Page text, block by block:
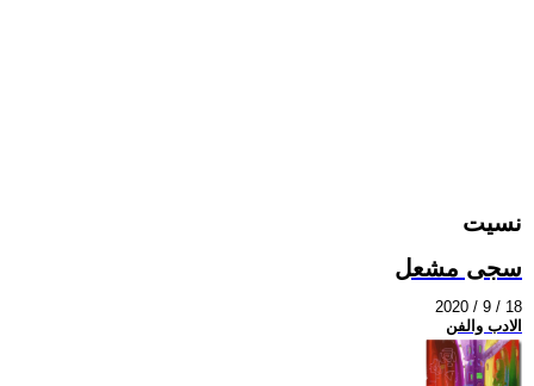
نسيت
سجى مشعل
2020 / 9 / 18
الادب والفن